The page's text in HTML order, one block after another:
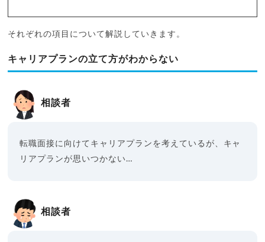
それぞれの項目について解説していきます。
キャリアプランの立て方がわからない
相談者
転職面接に向けてキャリアプランを考えているが、キャ
リアプランが思いつかない…
相談者